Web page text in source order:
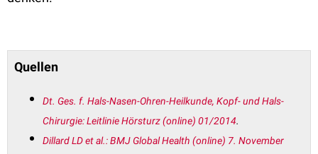
Quellen
Dt. Ges. f. Hals-Nasen-Ohren-Heilkunde, Kopf- und Hals-
Chirurgie: Leitlinie Hörsturz (online) 01/2014.
Dillard LD et al.: BMJ Global Health (online) 7. November